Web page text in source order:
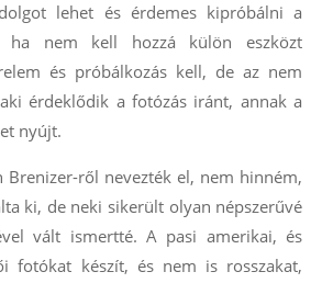
lehet és érdemes kipróbálni a
ha nem kell hozzá külön eszközt
és próbálkozás kell, de az nem
érdeklődik a fotózás iránt, annak a
nyújt.
Brenizer-ről nevezték el, nem hinném,
ki, de neki sikerült olyan népszerűvé
vált ismertté. A pasi amerikai, és
fotókat készít, és nem is rosszakat,